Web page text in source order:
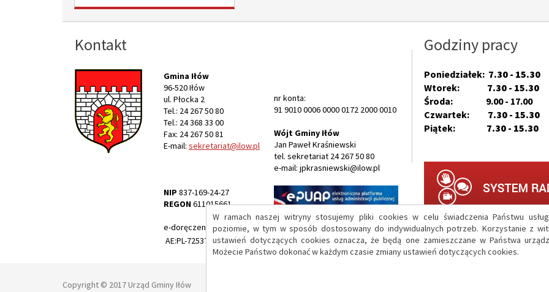
W ramach naszej witryny stosujemy pliki cookies w celu świadczenia Państwu
poziomie, w tym w sposób dostosowany do indywidualnych potrzeb. Korzystanie z
ustawień dotyczących cookies oznacza, że będą one zamieszczane w Państwa
Możecie Państwo dokonać w każdym czasie zmiany ustawień dotyczących cookies.
Kontakt
Gmina Iłów
96-520 Iłów
ul. Płocka 2
Tel.: 24 267 50 80
Tel.: 24 368 33 00
Fax: 24 267 50 81
E-mail: sekretariat@ilow.pl
NIP 837-169-24-27
REGON611015661
e-doręczenia:
AE:PL-72537-35070-HHHFW-17
nr konta:
91 9010 0006 0000 0172 2000 0010
Wójt Gminy Iłów
Jan Paweł Kraśniewski
tel. sekretariat 24 267 50 80
e-mail: jpkrasniewski@ilow.pl
Godziny pracy
Poniedziałek: 7.30 - 15.30
Wtorek: 7.30 - 15.30
Środa: 9.00 - 17.00
Czwartek: 7.30 - 15.30
Piątek: 7.30 - 15.30
Copyright © 2017 Urząd Gminy Iłów